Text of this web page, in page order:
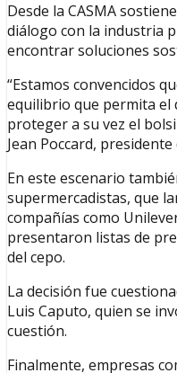
Desde la CASMA
diálogo con la industria
encontrar soluciones
“Estamos convencidos
equilibrio que permita el
proteger a su vez el
Jean Poccard,
En este escenario
supermercadistas, que
compañías como
presentaron listas de
del cepo.
La decisión fue
Luis Caputo, quien se
cuestión.
Finalmente, empresas